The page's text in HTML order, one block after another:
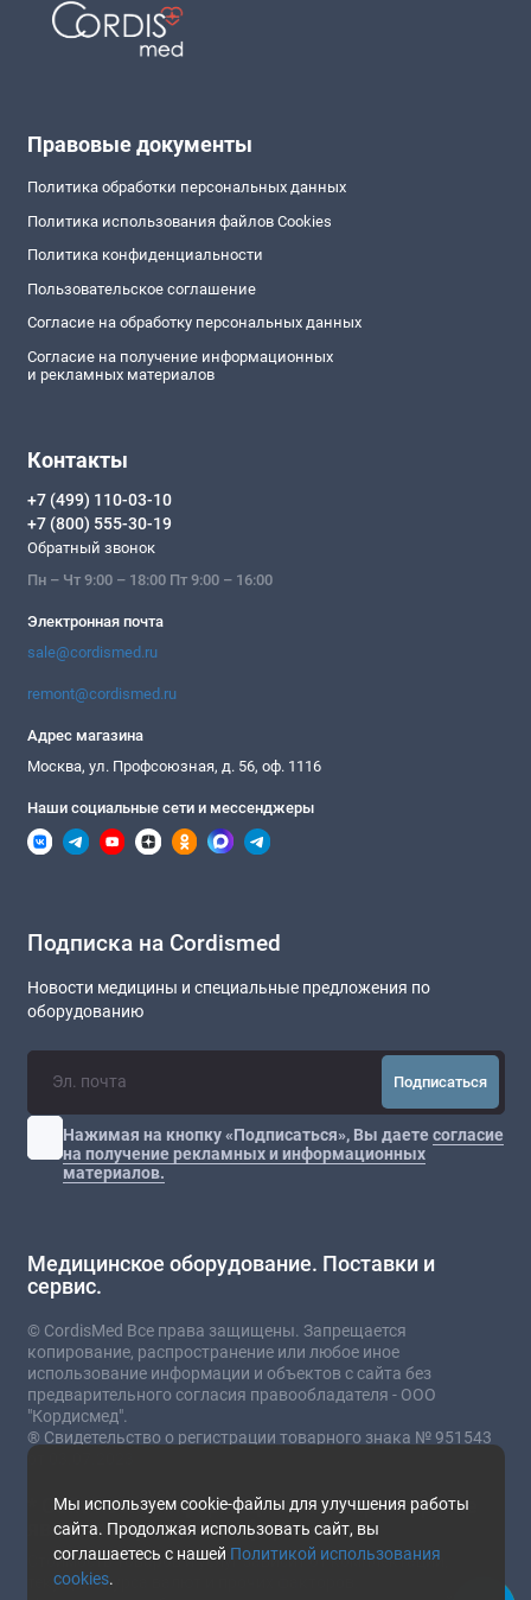
Мы используем cookie-файлы для улучшения работы
сайта. Продолжая использовать сайт, вы
соглашаетесь с нашей Политикой использования
cookies.
Правовые документы
Политика обработки персональных данных
Политика использования файлов Cookies
Политика конфиденциальности
Пользовательское соглашение
Согласие на обработку персональных данных
Согласие на получение информационных
и рекламных материалов
Контакты
+7 (499) 110-03-10
+7 (800) 555-30-19
Обратный звонок
Пн – Чт 9:00 – 18:00 Пт 9:00 – 16:00
Электронная почта
sale@cordismed.ru
remont@cordismed.ru
Адрес магазина
Москва, ул. Профсоюзная, д. 56, оф. 1116
Наши социальные сети и мессенджеры
Подписка на Cordismed
Новости медицины и специальные предложения по
оборудованию
Подписаться
Нажимая на кнопку «Подписаться», Вы даетесогласие
на получение рекламных и информационных
материалов.
Медицинское оборудование. Поставки и
сервис.
© CordisMed Все права защищены. Запрещается
копирование, распространение или любое иное
использование информации и объектов с сайта без
предварительного согласия правообладателя - ООО
"Кордисмед".
® Свидетельство о регистрации товарного знака № 951543
от 03.07.2023
* Сайт носит информационный характер и не
является публичной офертой.
Стоимость товаров и услуг зависит от комплектации,
текущего курса валют и прочих факторов.